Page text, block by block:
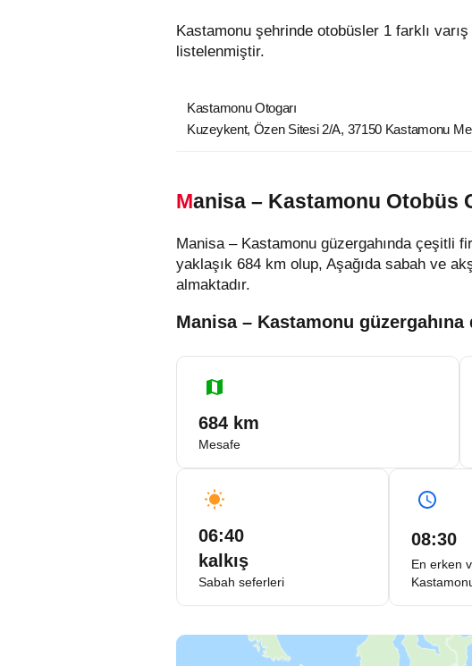
Kastamonu şehrinde otobüsler 1 farklı varış noktasına ulaşmaktadır. Kastamonu şehrindeki otobüs durakları aşağıda
listelenmiştir.
Kastamonu Otogarı
Kuzeykent, Özen Sitesi 2/A, 37150 Kastamonu
Manisa – Kastamonu Otobüs
Manisa – Kastamonu güzergahında çeşitli
yaklaşık 684 km olup, Aşağıda sabah ve
almaktadır.
Manisa – Kastamonu
684 km
Mesafe
06:40
kalkış
Sabah seferleri
08:30
En erken